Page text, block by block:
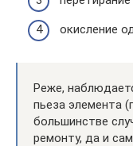
окисление
Реже,
пьеза элемента
большинстве
ремонту, да и